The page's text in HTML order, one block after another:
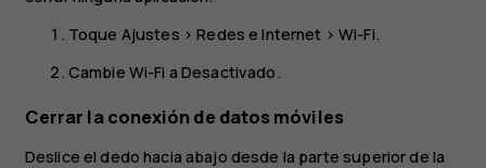
Toque Ajustes >Redes e Internet > Wi-Fi.
Cambie Wi-Fi aDesactivado .
Cerrar la conexión de datos móviles
Deslice el dedo hacia abajo desde la parte superior de la